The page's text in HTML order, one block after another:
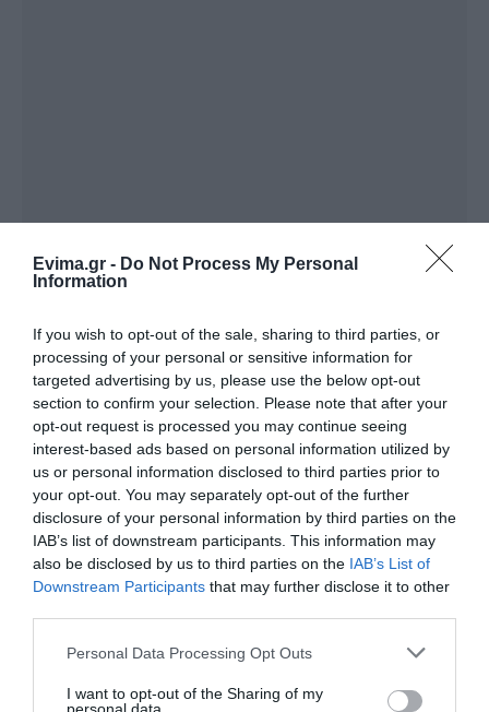
Evima.gr - Do Not Process My Personal
Information
If you wish to opt-out of the sale, sharing to third parties, or
processing of your personal or sensitive information for
targeted advertising by us, please use the below opt-out
section to confirm your selection. Please note that after your
opt-out request is processed you may continue seeing
interest-based ads based on personal information utilized by
us or personal information disclosed to third parties prior to
your opt-out. You may separately opt-out of the further
disclosure of your personal information by third parties on the
IAB’s list of downstream participants. This information may
also be disclosed by us to third parties on the IAB’s List of
Downstream Participants that may further disclose it to other
Please note that this website/app uses one or more Google
not limited to your visit or usage behaviour. You may click to
Personal Data Processing Opt Outs
I want to opt-out of the Sharing of my
Ακολουθήστε το evima.gr στοGoogle News
Διαβάστε όλες τις ειδήσεις για την Εύβοια
Διαβάστε όλες τιςτελευταίες ειδήσειςγια την
Ελλάδακαι τον Κόσμοστοevima.gr
TAGS: #PATMOS ΔΕΛΛΑΣ
ΙΕΡΕΑΣ
ΜΑΣΤΡΟΚΩΣΤΑ
ΡΟΗ ΕΙΔΗΣΕΩΝ